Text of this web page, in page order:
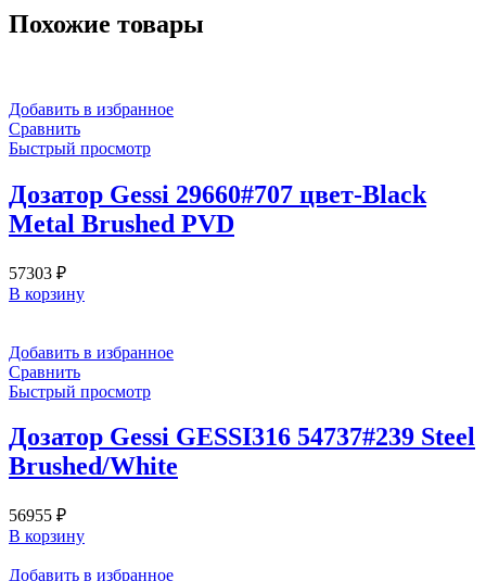
хром
Похожие товары
Добавить в избранное
Сравнить
Быстрый просмотр
Дозатор Gessi 29660#707 цвет-Black
Metal Brushed PVD
57303 ₽
В корзину
Добавить в избранное
Сравнить
Быстрый просмотр
Дозатор Gessi GESSI316 54737#239 Steel
Brushed/White
56955 ₽
В корзину
Добавить в избранное